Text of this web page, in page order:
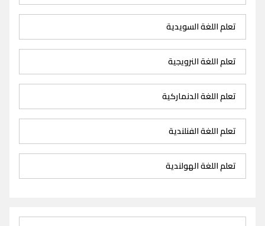
تعلم اللغة السويدية
تعلم اللغة النرويجية
تعلم اللغة الدنماركية
تعلم اللغة الفنلندية
تعلم اللغة الهولندية